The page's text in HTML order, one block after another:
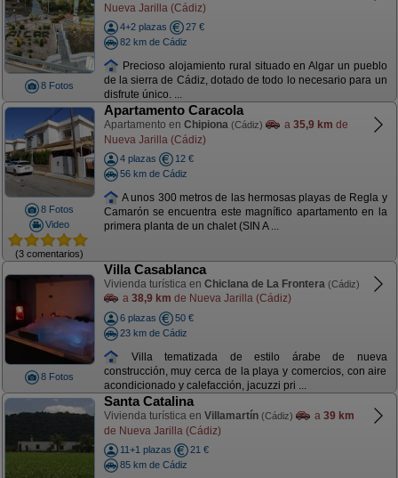
8 Fotos
Nueva Jarilla (Cádiz)
4+2 plazas
27 €
82 km de Cádiz
Precioso alojamiento rural situado en Algar un pueblo
de la sierra de Cádiz, dotado de todo lo necesario para un
disfrute único. ...
8 Fotos
Video
(3 comentarios)
Apartamento Caracola
Apartamento en Chipiona (Cádiz) a 35,9 km de
Nueva Jarilla (Cádiz)
4 plazas
12 €
56 km de Cádiz
A unos 300 metros de las hermosas playas de Regla y
Camarón se encuentra este magnífico apartamento en la
primera planta de un chalet (SIN A ...
8 Fotos
Villa Casablanca
Vivienda turística en Chiclana de La Frontera (Cádiz)
a 38,9 km de Nueva Jarilla (Cádiz)
6 plazas
50 €
23 km de Cádiz
Villa tematizada de estilo árabe de nueva
construcción, muy cerca de la playa y comercios, con aire
acondicionado y calefacción, jacuzzi pri ...
Santa Catalina
Vivienda turística en Villamartín (Cádiz) a 39 km
de Nueva Jarilla (Cádiz)
11+1 plazas
21 €
85 km de Cádiz